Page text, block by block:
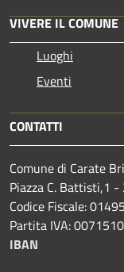
VIVERE IL COMUNE
Luoghi
Eventi
CONTATTI
Comune di Carate
Piazza C. Battisti,1
Codice Fiscale:
Partita IVA:
IBAN